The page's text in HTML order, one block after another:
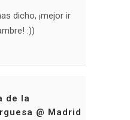
dicho, ¡mejor ir
:))
de la
@ Madrid